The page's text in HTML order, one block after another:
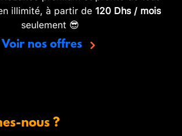
illimité, à partir de 120 Dhs / mois
seulement 😎
Voir nos offres
nous ?